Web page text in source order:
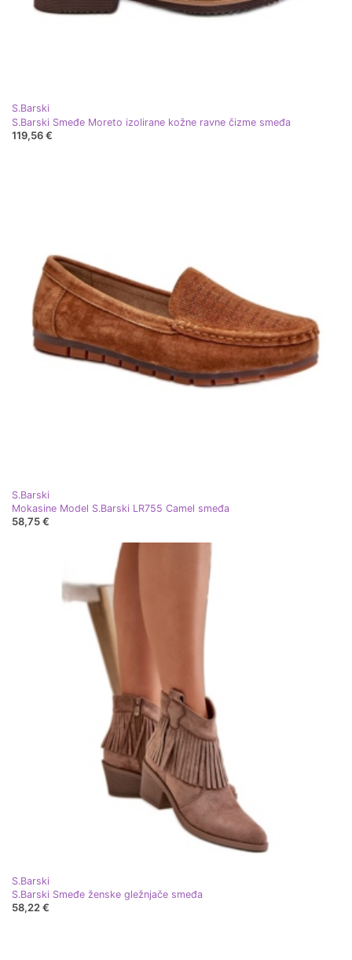
S.Barski
S.Barski Smeđe Moreto izolirane kožne ravne čizme smeđa
119,56 €
S.Barski
Mokasine Model S.Barski LR755 Camel smeđa
58,75 €
S.Barski
S.Barski Smeđe ženske gležnjače smeđa
58,22 €